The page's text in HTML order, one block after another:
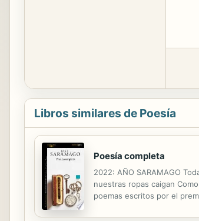
Libros similares de Poesía
Poesía completa
2022: AÑO SARAMAGO
nuestras ropas caigan
poemas escritos por el